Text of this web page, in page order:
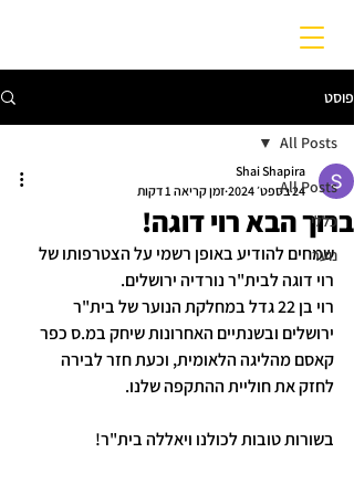
פוסט
All Posts
כללי
נוער
All Posts
ברוך הבא רוי דוגה!
Shai Shapira
24 בספט׳ 2024
זמן קריאה 1 דקות
שמחים להודיע באופן רשמי על הצטרפותו של
רוי דוגה לבית"ר נורדיה ירושלים.
רוי בן 22 גדל במחלקת הנוער של בית"ר
ירושלים ובשנתיים האחרונות שיחק במ.ס כפר
קאסם מהליגה הלאומית, וכעת חזר לבירה
לחזק את חוליית ההתקפה שלנו.
בשורות טובות לכולנו ויאללה בית"ר!